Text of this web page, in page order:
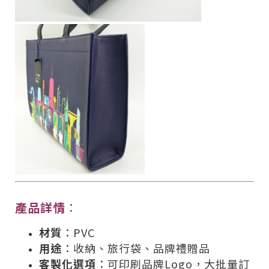
產品詳情 ：
材質 ：PVC
用途 ：收納、旅行袋、品牌禮贈品
客製化選項 ：可印刷品牌Logo，大批量訂